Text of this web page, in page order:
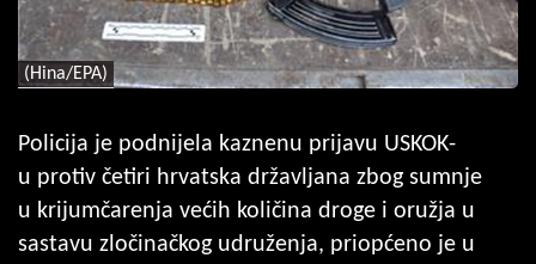
(Hina/EPA)
Policija je podnijela kaznenu prijavu USKOK-
u protiv četiri hrvatska državljana zbog sumnje
u krijumčarenja većih količina droge i oružja u
sastavu zločinačkog udruženja, priopćeno je u